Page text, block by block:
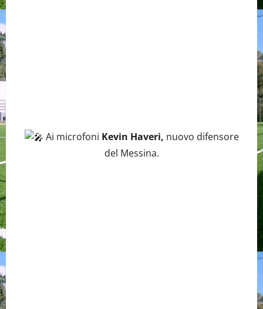
Ai microfoni Kevin Haveri, nuovo difensore
del Messina.